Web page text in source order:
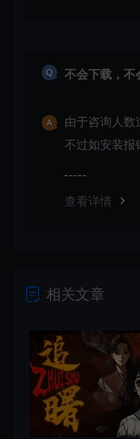
不会下载，不
由于咨询人数
不过如安装报
查看详情
相关文章